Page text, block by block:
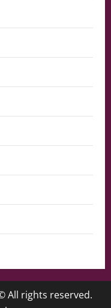
All rights reserved.